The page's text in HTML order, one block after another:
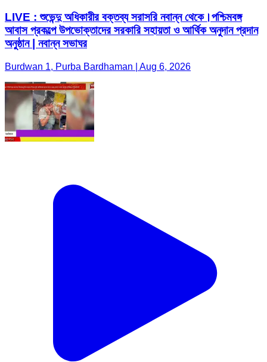
LIVE : শুভেন্দু অধিকারীর বক্তব্য সরাসরি নবান্ন থেকে।পশ্চিমবঙ্গ
আবাস প্রকল্পে উপভোক্তাদের সরকারি সহায়তা ও আর্থিক অনুদান প্রদান
অনুষ্ঠান | নবান্ন সভাঘর
Burdwan 1, Purba Bardhaman | Aug 6, 2026